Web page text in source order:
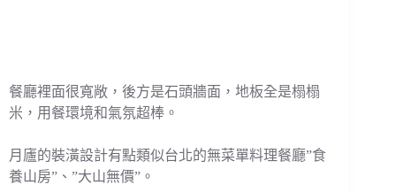
餐廳裡面很寬敞，後方是石頭牆面，地板全是榻榻
米，用餐環境和氣氛超棒。
月廬的裝潢設計有點類似台北的無菜單料理餐廳”食
養山房”、”大山無價”。